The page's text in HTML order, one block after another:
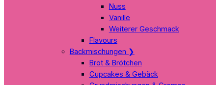
Nuss
Vanille
Weiterer Geschmack
Flavours
Backmischungen ❯
Brot & Brötchen
Cupcakes & Gebäck